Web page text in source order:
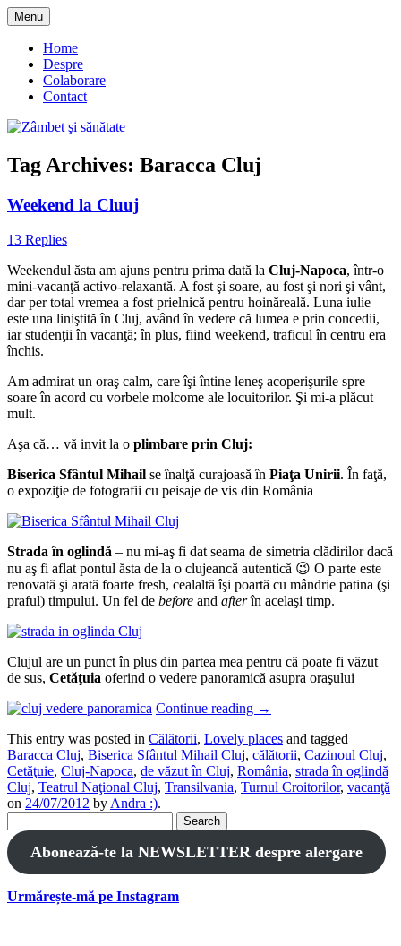
Skip
to
content
Zâmbet şi sănătate
Menu
Home
Despre
Colaborare
Contact
Tag Archives: Baracca Cluj
Weekend la Cluuj
13 Replies
Weekendul ăsta am ajuns pentru prima dată la Cluj-Napoca, într-o
mini-vacanţă activo-relaxantă. A fost şi soare, au fost şi nori şi vânt,
dar per total vremea a fost prielnică pentru hoinăreală. Luna iulie
este una liniştită în Cluj, având în vedere că lumea e prin concedii,
iar studenţii în vacanţă; în plus, fiind weekend, traficul în centru era
închis.
Am admirat un oraş calm, care îşi întine leneş acoperişurile spre
soare în acord cu vorbele molcome ale locuitorilor. Şi mi-a plăcut
mult.
Aşa că… vă invit la o plimbare prin Cluj:
Biserica Sfântul Mihail se înalţă curajoasă în Piaţa Unirii. În faţă,
o expoziţie de fotografii cu peisaje de vis din România
Strada în oglindă – nu mi-aş fi dat seama de simetria clădirilor dacă
nu aş fi aflat pontul ăsta de la o clujeancă autentică 😉 O parte este
renovată şi arată foarte fresh, cealaltă îşi poartă cu mândrie patina (şi
praful) timpului. Un fel de before and afterîn acelaşi timp.
Clujul are un punct în plus din partea mea pentru că poate fi văzut
de sus, Cetăţuia oferind o vedere panoramică asupra oraşului
Continue reading →
This entry was posted in Călătorii, Lovely places and tagged
Baracca Cluj, Biserica Sfântul Mihail Cluj, călătorii, Cazinoul Cluj,
Cetăţuie, Cluj-Napoca, de văzut în Cluj, România, strada în oglindă
Cluj, Teatrul Naţional Cluj, Transilvania, Turnul Croitorilor, vacanţă
on 24/07/2012 by Andra :).
for:
Abonează-te la NEWSLETTER despre alergare
Urmărește-mă pe Instagram